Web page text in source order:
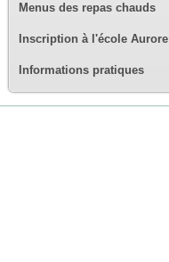
Menus des repas chauds
Inscription à l'école Aurore
Informations pratiques